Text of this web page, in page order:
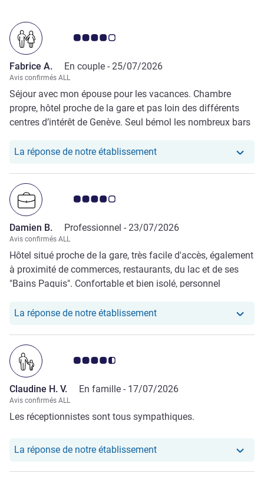
Note Avis clients 4.0/5
Fabrice A. En couple - 25/07/2026
Avis confirmés ALL
Séjour avec mon épouse pour les vacances. Chambre
propre, hôtel proche de la gare et pas loin des différents
centres d’intérêt de Genève. Seul bémol les nombreux bars
parfois beaucoup de bruits.
La réponse de notre établissementNotre hôtel a repondu au
Note Avis clients 4.0/5
Damien B. Professionnel - 23/07/2026
Avis confirmés ALL
Hôtel situé proche de la gare, très facile d'accès, également
à proximité de commerces, restaurants, du lac et de ses
"Bains Paquis". Confortable et bien isolé, personnel
revanche, situé dans un quartier ou la vie de nuit est assez
La réponse de notre établissementNotre hôtel a repondu au
Note Avis clients 4.5/5
Claudine H. V. En famille - 17/07/2026
Avis confirmés ALL
Les réceptionnistes sont tous sympathiques.
La réponse de notre établissementNotre hôtel a repondu au